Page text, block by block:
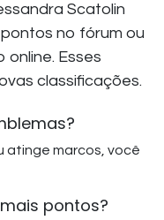
Scatolin
no fórum ou
Esses
classificações.
atinge marcos, você
pontos?